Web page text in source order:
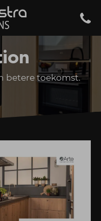
betere toekomst.